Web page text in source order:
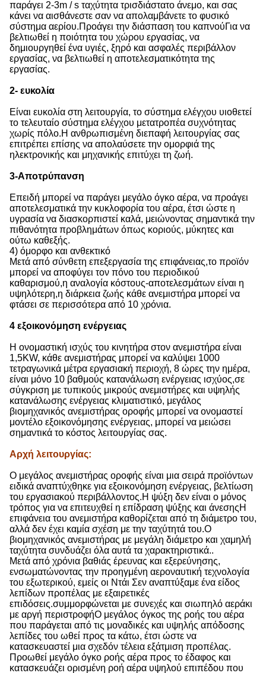
παράγει 2-3m / s ταχύτητα τρισδιάστατο άνεμο, και σας
κάνει να αισθάνεστε σαν να απολαμβάνετε το φυσικό
σύστημα αερίου.Προάγει την διάσπαση του καπνούΓια να
βελτιωθεί η ποιότητα του χώρου εργασίας, να
δημιουργηθεί ένα υγιές, ξηρό και ασφαλές περιβάλλον
εργασίας, να βελτιωθεί η αποτελεσματικότητα της
εργασίας.
2- ευκολία
Είναι ευκολία στη λειτουργία, το σύστημα ελέγχου υιοθετεί
το τελευταίο σύστημα ελέγχου μετατροπέα συχνότητας
χωρίς πόλο.Η ανθρωπισμένη διεπαφή λειτουργίας σας
επιτρέπει επίσης να απολαύσετε την ομορφιά της
ηλεκτρονικής και μηχανικής επιτύχει τη ζωή.
3-Αποτρύπανση
Επειδή μπορεί να παράγει μεγάλο όγκο αέρα, να προάγει
αποτελεσματικά την κυκλοφορία του αέρα, έτσι ώστε η
υγρασία να διασκορπιστεί καλά, μειώνοντας σημαντικά την
πιθανότητα προβλημάτων όπως κοριούς, μύκητες και
ούτω καθεξής.
4) όμορφο και ανθεκτικό
Μετά από σύνθετη επεξεργασία της επιφάνειας,το προϊόν
μπορεί να αποφύγει τον πόνο του περιοδικού
καθαρισμού,η αναλογία κόστους-αποτελεσμάτων είναι η
υψηλότερη,η διάρκεια ζωής κάθε ανεμιστήρα μπορεί να
φτάσει σε περισσότερα από 10 χρόνια.
4 εξοικονόμηση ενέργειας
Η ονομαστική ισχύς του κινητήρα στον ανεμιστήρα είναι
1,5KW, κάθε ανεμιστήρας μπορεί να καλύψει 1000
τετραγωνικά μέτρα εργασιακή περιοχή, 8 ώρες την ημέρα,
είναι μόνο 10 βαθμούς κατανάλωση ενέργειας ισχύος,σε
σύγκριση με τυπικούς μικρούς ανεμιστήρες και υψηλής
κατανάλωσης ενέργειας κλιματιστικό, μεγάλος
βιομηχανικός ανεμιστήρας οροφής μπορεί να ονομαστεί
μοντέλο εξοικονόμησης ενέργειας, μπορεί να μειώσει
σημαντικά το κόστος λειτουργίας σας.
Αρχή λειτουργίας:
Ο μεγάλος ανεμιστήρας οροφής είναι μια σειρά προϊόντων
ειδικά αναπτύχθηκε για εξοικονόμηση ενέργειας, βελτίωση
του εργασιακού περιβάλλοντος.Η ψύξη δεν είναι ο μόνος
τρόπος για να επιτευχθεί η επίδραση ψύξης και άνεσηςΗ
επιφάνεια του ανεμιστήρα καθορίζεται από τη διάμετρο του,
αλλά δεν έχει καμία σχέση με την ταχύτητά του.Ο
βιομηχανικός ανεμιστήρας με μεγάλη διάμετρο και χαμηλή
ταχύτητα συνδυάζει όλα αυτά τα χαρακτηριστικά..
Μετά από χρόνια βαθιάς έρευνας και εξερεύνησης,
ενσωματώνοντας την προηγμένη αεροναυτική τεχνολογία
του εξωτερικού, εμείς οι Ντάι Σεν αναπτύξαμε ένα είδος
λεπίδων προπέλας με εξαιρετικές
επιδόσεις.συμμορφώνεται με συνεχές και σιωπηλό αεράκι
με αργή περιστροφήΟ μεγάλος όγκος της ροής του αέρα
που παράγεται από τις μοναδικές και υψηλής απόδοσης
λεπίδες του ωθεί προς τα κάτω, έτσι ώστε να
κατασκευαστεί μια σχεδόν τέλεια εξάτμιση προπέλας.
Προωθεί μεγάλο όγκο ροής αέρα προς το έδαφος και
κατασκευάζει ορισμένη ροή αέρα υψηλού επιπέδου που